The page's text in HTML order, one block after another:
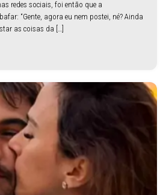
redes sociais, foi então que a
“Gente, agora eu nem postei, né? Ainda
as coisas da […]